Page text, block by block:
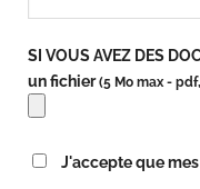
SI VOUS AVEZ DES
un fichier(5 Mo max -
J'accepte que